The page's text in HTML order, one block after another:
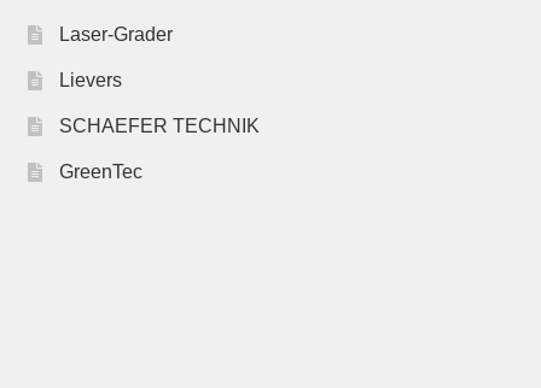
Laser-Grader
Lievers
SCHAEFER TECHNIK
GreenTec